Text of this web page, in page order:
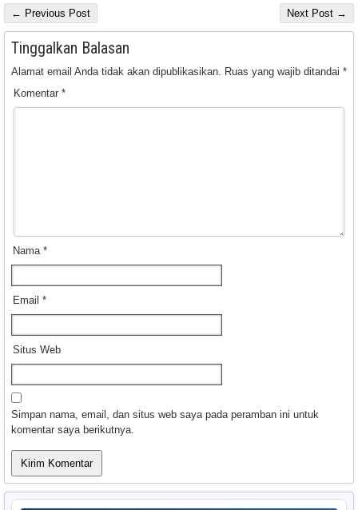
← Previous Post Next Post →
Tinggalkan Balasan
Alamat email Anda tidak akan dipublikasikan. Ruas yang wajib ditandai *
Komentar *
Nama *
Email *
Situs Web
Simpan nama, email, dan situs web saya pada peramban ini untuk
komentar saya berikutnya.